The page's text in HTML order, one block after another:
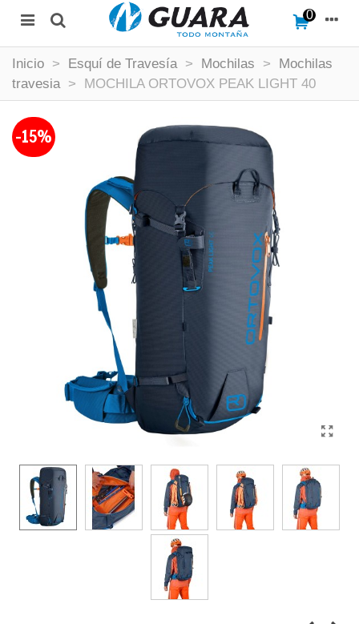
0
Inicio > Esquí de Travesía > Mochilas >
Mochilas
travesia > MOCHILA ORTOVOX PEAK LIGHT 40
-15%